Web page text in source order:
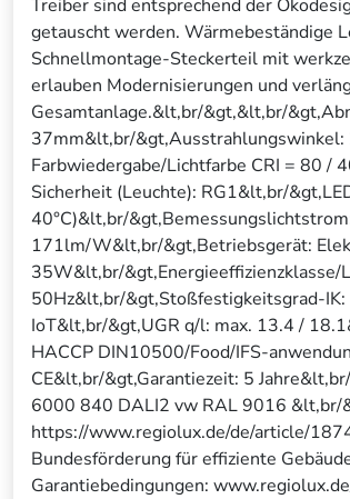
Treiber sind entsprechend der
getauscht werden. Wärmebeständige
Schnellmontage-Steckerteil mit
erlauben Modernisierungen und
Gesamtanlage.&lt,br/&gt,&lt,br/
37mm&lt,br/&gt,Ausstrahlungswinkel:
Farbwiedergabe/Lichtfarbe CRI = 80 /
Sicherheit (Leuchte): RG1&lt,br/
40°C)&lt,br/
171lm/W&lt,br/&gt,Betriebsgerät:
35W&lt,br/
50Hz&lt,br/&gt,Stoßfestigkeitsgrad-IK:
IoT&lt,br/&gt,UGR q/l: max. 13.4 /
HACCP DIN10500/Food/IFS-
CE&lt,br/&gt,Garantiezeit: 5
6000 840 DALI2 vw RAL 9016
https://www.regiolux.de/de/article/
Bundesförderung für effiziente
Garantiebedingungen: